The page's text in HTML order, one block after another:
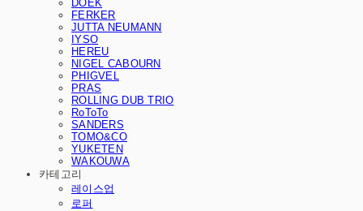
DOEK
FERKER
JUTTA NEUMANN
IYSO
HEREU
NIGEL CABOURN
PHIGVEL
PRAS
ROLLING DUB TRIO
RoToTo
SANDERS
TOMO&CO
YUKETEN
WAKOUWA
카테고리
레이스업
로퍼